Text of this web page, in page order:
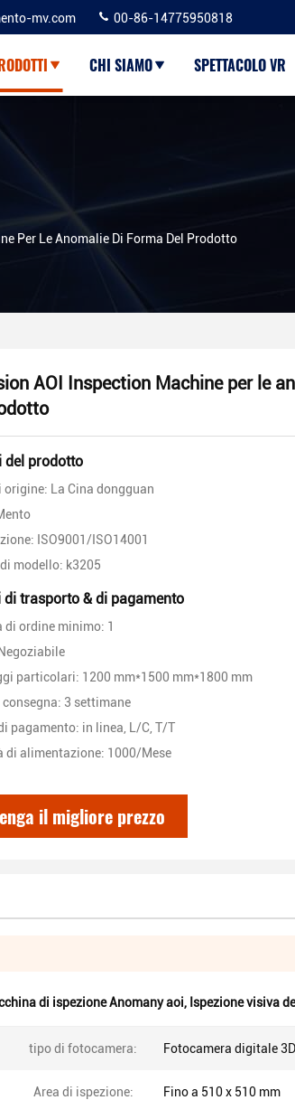
mv.com 00-86-14775950818
CHI SIAMO SPETTACOLO VR
Per Le Anomalie Di Forma Del Prodotto
AOI Inspection Machine per le
del prodotto
origine: La Cina dongguan
ISO9001/ISO14001
modello: k3205
di trasporto & di pagamento
di ordine minimo: 1
particolari: 1200 mm*1500 mm*1800 mm
consegna: 3 settimane
pagamento: in linea, L/C, T/T
di alimentazione: 1000/Mese
il migliore prezzo
di ispezione Anomany aoi, Ispezione visiva
tipo di fotocamera: Fotocamera digitale 3D
Area di ispezione: Fino a 510 x 510 mm